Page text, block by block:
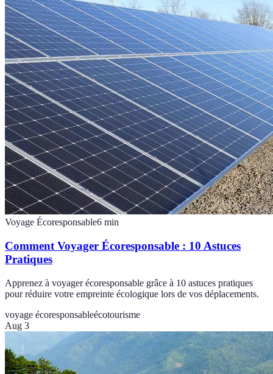
Voyage Écoresponsable6 min
Comment Voyager Écoresponsable : 10 Astuces
Pratiques
Apprenez à voyager écoresponsable grâce à 10 astuces pratiques
pour réduire votre empreinte écologique lors de vos déplacements.
voyage écoresponsableécotourisme
Aug 3